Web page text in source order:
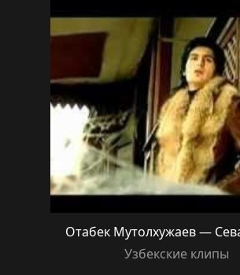
Отабек Мутолхужаев —
Узбекские клипы